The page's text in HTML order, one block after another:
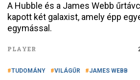
A Hubble és a James Webb
kapott két galaxist, amely épp
egymással.
PLAYER
TUDOMÁNY VILÁGŰR JAMES WEBB